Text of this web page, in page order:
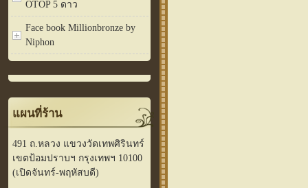
OTOP 5 ดาว
Face book Millionbronze by
Niphon
แผนที่ร้าน
491 ถ.หลวง แขวงวัดเทพศิรินทร์
เขตป้อมปราบฯ กรุงเทพฯ 10100
(เปิดจันทร์-พฤหัสบดี)